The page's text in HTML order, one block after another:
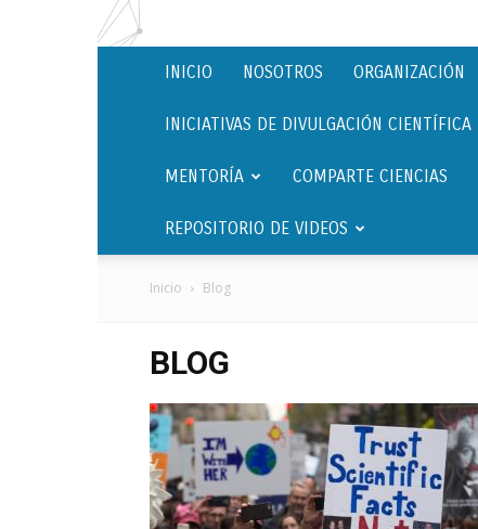
INICIO NOSOTROS ORGANIZACIÓN
INICIATIVAS DE DIVULGACIÓN CIENTÍFICA
MENTORÍA COMPARTE CIENCIAS
REPOSITORIO DE VIDEOS
Inicio Blog
BLOG